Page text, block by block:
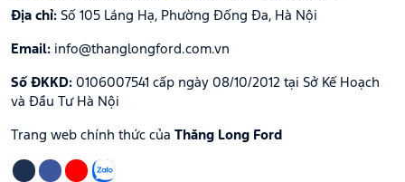
Địa chỉ: Số 105 Láng Hạ, Phường Đống Đa, Hà Nội
Email: info@thanglongford.com.vn
Số ĐKKD: 0106007541 cấp ngày 08/10/2012 tại Sở Kế Hoạch
và Đầu Tư Hà Nội
Trang web chính thức của Thăng Long Ford